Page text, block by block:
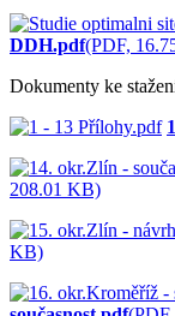
DDH.pdf(PDF,
Dokumenty ke
208.01 KB)
KB)